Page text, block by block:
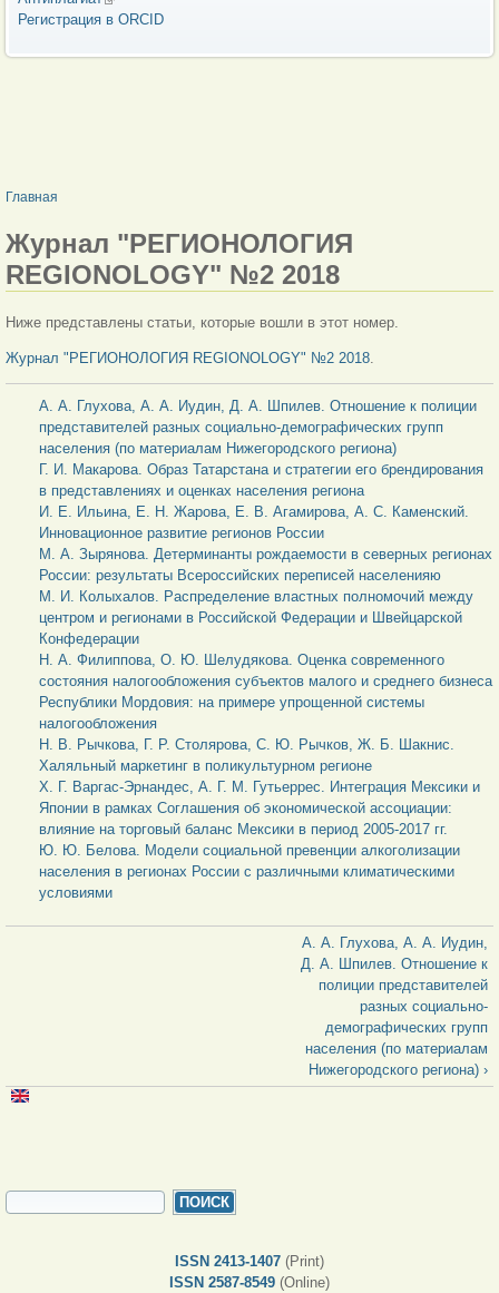
Регистрация в ORCID
ВЫ ЗДЕСЬ
Главная
Журнал "РЕГИОНОЛОГИЯ
REGIONOLOGY" №2 2018
Ниже представлены статьи, которые вошли в этот номер.
Журнал "РЕГИОНОЛОГИЯ REGIONOLOGY" №2 2018.
А. А. Глухова, А. А. Иудин, Д. А. Шпилев. Отношение к полиции
представителей разных социально-демографических групп
населения (по материалам Нижегородского региона)
Г. И. Макарова. Образ Татарстана и стратегии его брендирования
в представлениях и оценках населения региона
И. Е. Ильина, Е. Н. Жарова, Е. В. Агамирова, А. С. Каменский.
Инновационное развитие регионов России
М. А. Зырянова. Детерминанты рождаемости в северных регионах
России: результаты Всероссийских переписей населенияю
М. И. Колыхалов. Распределение властных полномочий между
центром и регионами в Российской Федерации и Швейцарской
Конфедерации
Н. А. Филиппова, О. Ю. Шелудякова. Оценка современного
состояния налогообложения субъектов малого и среднего бизнеса
Республики Мордовия: на примере упрощенной системы
налогообложения
Н. В. Рычкова, Г. Р. Столярова, С. Ю. Рычков, Ж. Б. Шакнис.
Халяльный маркетинг в поликультурном регионе
Х. Г. Варгас-Эрнандес, А. Г. М. Гутьеррес. Интеграция Мексики и
Японии в рамках Соглашения об экономической ассоциации:
влияние на торговый баланс Мексики в период 2005-2017 гг.
Ю. Ю. Белова. Модели социальной превенции алкоголизации
населения в регионах России с различными климатическими
условиями
А. А. Глухова, А. А. Иудин,
Д. А. Шпилев. Отношение к
полиции представителей
разных социально-
демографических групп
населения (по материалам
Нижегородского региона) ›
ФОРМА ПОИСКА
ISSN 2413-1407 (Print)
ISSN 2587-8549 (Online)